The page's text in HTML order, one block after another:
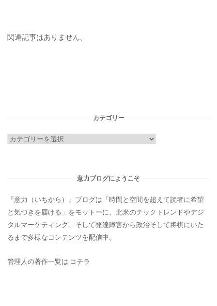
関連記事はありません。
カテゴリー
カ
意力ブログにようこそ
『意力（いちから）』ブログは「時間と空間を超えて読者に希望
と気づきを届ける」をモットーに、北米のテックトレンドやデジ
タルマーケティング、そして発達障害から政治そして将棋にいた
るまで多様なコンテンツを配信中。
管理人の著作一覧は コチラ